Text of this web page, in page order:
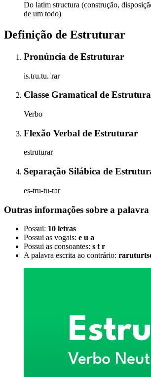
Do latim structura (construção,
de um todo)
Definição de Estruturar
Pronúncia de Estruturar
is.tɾu.tu.ˈɾaɾ
Classe Gramatical de
Verbo
Flexão Verbal de Estruturar
estruturar
Separação Silábica de
es-tru-tu-rar
Outras informações sobre a palavra
Possui: 10 letras
Possui as vogais: e u a
Possui as consoantes: s t r
A palavra escrita ao contrário: